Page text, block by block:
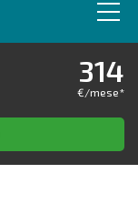
314
€/mese*